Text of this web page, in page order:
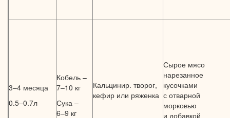
3–4 месяца
0.5–0.7л
Кобель –
7–10 кг
Сука –
6–9 кг
Кальцинир. творог,
кефир или ряженка
Сырое мясо
нарезанное
кусочками
с отварной
морковью
и добавкой